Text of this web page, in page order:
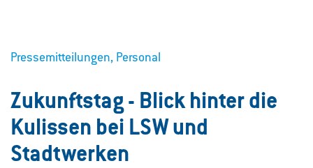
Pressemitteilungen, Personal
Zukunftstag - Blick hinter die
Kulissen bei LSW und
Stadtwerken